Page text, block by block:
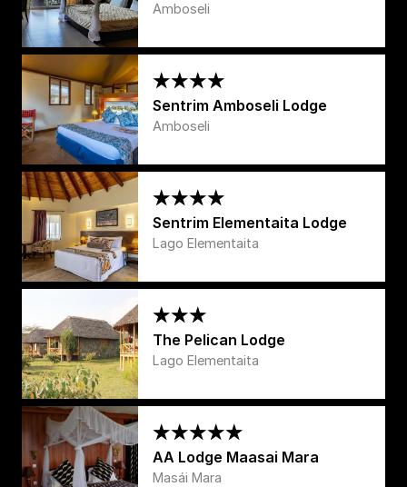
Amboseli
Sentrim Amboseli Lodge
Amboseli
Sentrim Elementaita Lodge
Lago Elementaita
The Pelican Lodge
Lago Elementaita
AA Lodge Maasai Mara
Masái Mara